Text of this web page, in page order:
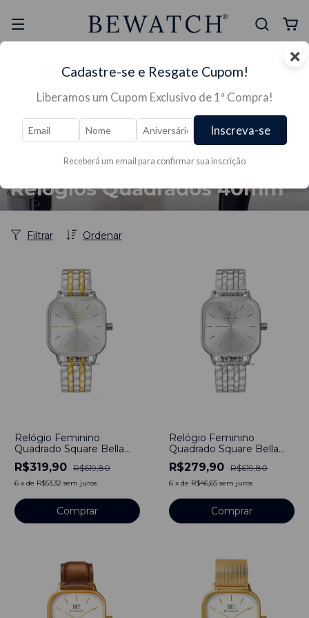
Mais Segura Lojas Físicas
/ RELÓGIOS FEMININO → / TAMANHO DE RELÓGIOS → / Relógios Quadrados 40mm
Relógios Quadrados 40mm
Ordenar
Filtrar
Relógio Feminino
Quadrado Square Bella
Gold Aço Inoxidável
banhado a titânio
R$319,90 R$619,80
6 x de R$53,32 sem juros
Comprar
Relógio Feminino
Quadrado Square Bella
Silver Aço Inoxidável
banhado a titânio
R$279,90 R$619,80
6 x de R$46,65 sem juros
Comprar
×
Cadastre-se e Resgate Cupom!
Liberamos um Cupom Exclusivo de 1ª Compra!
Inscreva-se
Receberá um email para confirmar sua inscrição